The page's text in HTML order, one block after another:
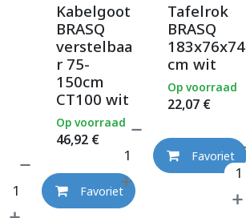
Kabelgoot
BRASQ
verstelbaa
r 75-
150cm
CT100 wit
46,92 €
Op voorraad
Favoriet
Tafelrok
BRASQ
183x76x74
cm wit
22,07€
Op voorraad
Favoriet